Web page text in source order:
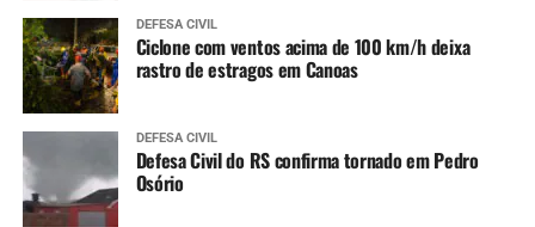
de lento declínio, já retornando para cota de alerta
em Campo Bom.
Nível de rios e lagos
Mais informações
Informações sobre os pontos com bloqueios parciais e
totais nas estradas do RS e situação das barragens, além
DEFESA CIVIL
Ciclone com ventos acima de 100 km/h deixa
rastro de estragos em Canoas
DEFESA CIVIL
Defesa Civil do RS confirma tornado em Pedro
Osório